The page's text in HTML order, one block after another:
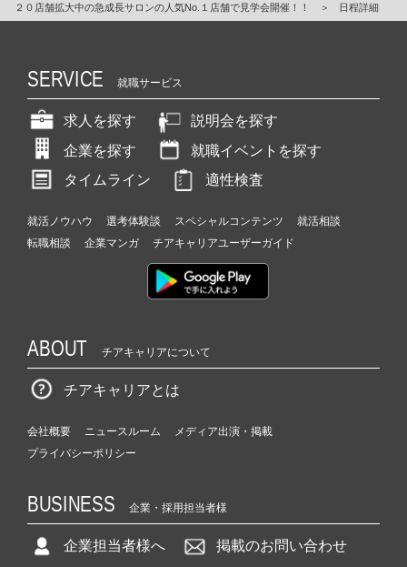
２０店舗拡大中の急成長サロンの人気No.１店舗で見学会開催！！
＞ 日程詳細
SERVICE 就職サービス
求人を探す
説明会を探す
企業を探す
就職イベントを探す
タイムライン
適性検査
就活ノウハウ 選考体験談 スペシャルコンテンツ
就活相談
転職相談
企業マンガ チアキャリアユーザーガイド
ABOUT チアキャリアについて
チアキャリアとは
会社概要 ニュースルーム
メディア出演・掲載
プライバシーポリシー
BUSINESS 企業・採用担当者様
企業担当者様へ 掲載のお問い合わせ